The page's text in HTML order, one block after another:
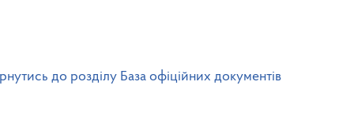
до розділу База офіційних документів